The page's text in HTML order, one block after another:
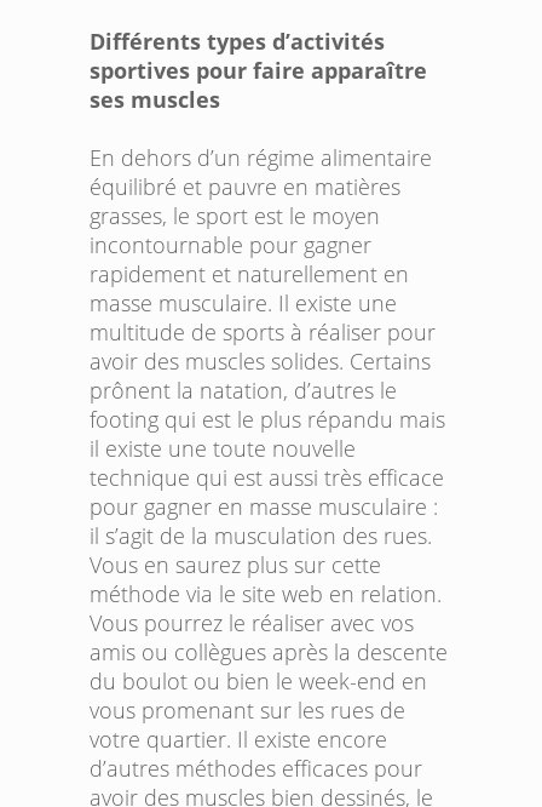
Différents types d’activités
sportives pour faire apparaître
ses muscles
En dehors d’un régime alimentaire
équilibré et pauvre en matières
grasses, le sport est le moyen
incontournable pour gagner
rapidement et naturellement en
masse musculaire. Il existe une
multitude de sports à réaliser pour
avoir des muscles solides. Certains
prônent la natation, d’autres le
footing qui est le plus répandu mais
il existe une toute nouvelle
technique qui est aussi très efficace
pour gagner en masse musculaire :
il s’agit de la musculation des rues.
Vous en saurez plus sur cette
méthode via le site web en relation.
Vous pourrez le réaliser avec vos
amis ou collègues après la descente
du boulot ou bien le week-end en
vous promenant sur les rues de
votre quartier. Il existe encore
d’autres méthodes efficaces pour
avoir des muscles bien dessinés, le